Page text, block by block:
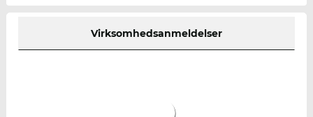
Virksomhedsanmeldelser